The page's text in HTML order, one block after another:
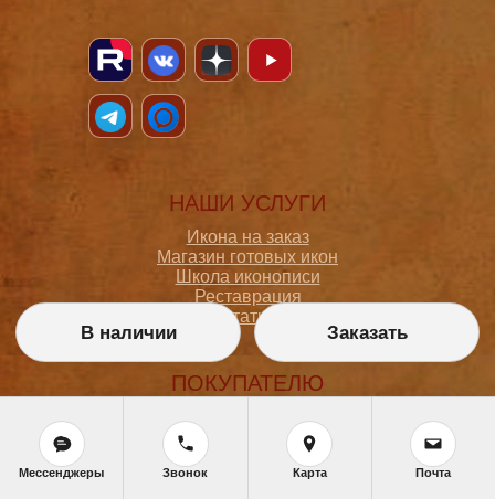
НАШИ УСЛУГИ
Икона на заказ
Магазин готовых икон
Школа иконописи
Реставрация
Статьи
ПОКУПАТЕЛЮ
Как сделать заказ
Доставка и оплата
Политика конфиденциальности
В наличии Заказать
Мессенджеры Звонок Карта Почта